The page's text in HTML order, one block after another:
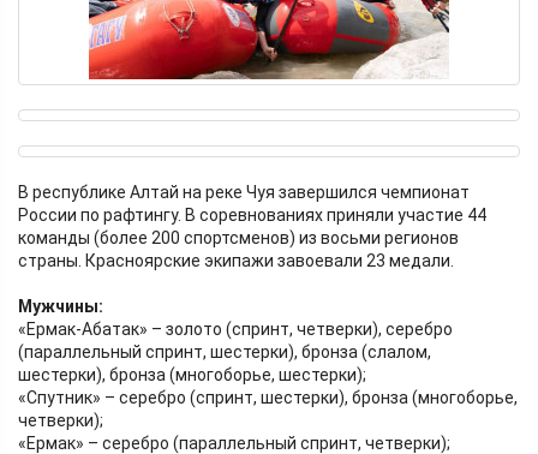
В республике Алтай на реке Чуя завершился чемпионат
России по рафтингу. В соревнованиях приняли участие 44
команды (более 200 спортсменов) из восьми регионов
страны. Красноярские экипажи завоевали 23 медали.
Мужчины:
«Ермак-Абатак» – золото (спринт, четверки), серебро
(параллельный спринт, шестерки), бронза (слалом,
шестерки), бронза (многоборье, шестерки);
«Спутник» – серебро (спринт, шестерки), бронза (многоборье,
четверки);
«Ермак» – серебро (параллельный спринт, четверки);